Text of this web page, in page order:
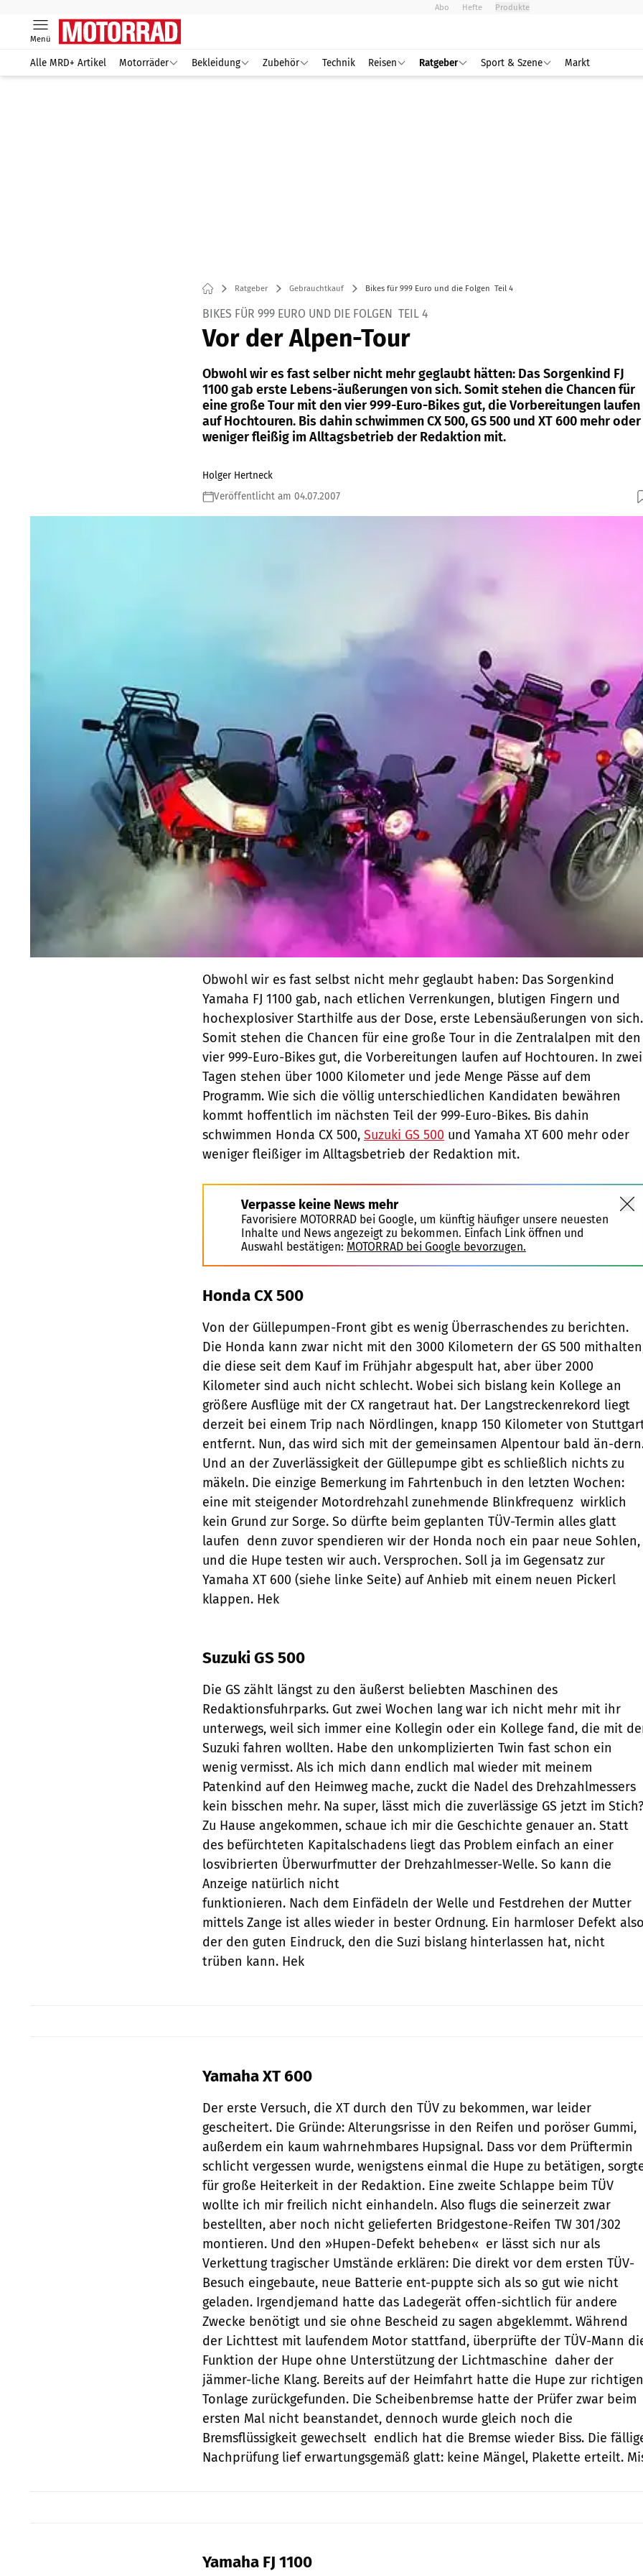
Abo Hefte Produkte
Menü
Alle MRD+ Artikel Motorräder Bekleidung Zubehör Technik Reisen Ratgeber Sport & Szene Markt
Ratgeber Gebrauchtkauf Bikes für 999 Euro und die Folgen  Teil 4
BIKES FÜR 999 EURO UND DIE FOLGEN  TEIL 4
Vor der Alpen-Tour
Obwohl wir es fast selber nicht mehr geglaubt hätten: Das Sorgenkind FJ
1100 gab erste Lebens-äußerungen von sich. Somit stehen die Chancen für
eine große Tour mit den vier 999-Euro-Bikes gut, die Vorbereitungen laufen
auf Hochtouren. Bis dahin schwimmen CX 500, GS 500 und XT 600 mehr oder
weniger fleißig im Alltagsbetrieb der Redaktion mit.
Holger Hertneck
Veröffentlicht am 04.07.2007
Obwohl wir es fast selbst nicht mehr geglaubt haben: Das Sorgenkind
Yamaha FJ 1100 gab, nach etlichen Verrenkungen, blutigen Fingern und
hochexplosiver Starthilfe aus der Dose, erste Lebensäußerungen von sich.
Somit stehen die Chancen für eine große Tour in die Zentralalpen mit den
vier 999-Euro-Bikes gut, die Vorbereitungen laufen auf Hochtouren. In zwei
Tagen stehen über 1000 Kilometer und jede Menge Pässe auf dem
Programm. Wie sich die völlig unterschiedlichen Kandidaten bewähren
kommt hoffentlich im nächsten Teil der 999-Euro-Bikes. Bis dahin
schwimmen Honda CX 500, Suzuki GS 500 und Yamaha XT 600 mehr oder
weniger fleißiger im Alltagsbetrieb der Redaktion mit.
Verpasse keine News mehr
Favorisiere MOTORRAD bei Google, um künftig häufiger unsere neuesten
Inhalte und News angezeigt zu bekommen. Einfach Link öffnen und
Auswahl bestätigen: MOTORRAD bei Google bevorzugen.
Honda CX 500
Von der Güllepumpen-Front gibt es wenig Überraschendes zu berichten.
Die Honda kann zwar nicht mit den 3000 Kilometern der GS 500
die diese seit dem Kauf im Frühjahr abgespult hat, aber über 2000
Kilometer sind auch nicht schlecht. Wobei sich bislang kein Kollege an
größere Ausflüge mit der CX rangetraut hat. Der Langstreckenrekord liegt
derzeit bei einem Trip nach Nördlingen, knapp 150 Kilometer von
entfernt. Nun, das wird sich mit der gemeinsamen Alpentour bald än-
Und an der Zuverlässigkeit der Güllepumpe gibt es schließlich nichts zu
mäkeln. Die einzige Bemerkung im Fahrtenbuch in den letzten Wochen:
eine mit steigender Motordrehzahl zunehmende Blinkfrequenz  wirklich
kein Grund zur Sorge. So dürfte beim geplanten TÜV-Termin alles glatt
laufen  denn zuvor spendieren wir der Honda noch ein paar neue Sohlen,
und die Hupe testen wir auch. Versprochen. Soll ja im Gegensatz zur
Yamaha XT 600 (siehe linke Seite) auf Anhieb mit einem neuen Pickerl
klappen. Hek
Suzuki GS 500
Die GS zählt längst zu den äußerst beliebten Maschinen des
Redaktionsfuhrparks. Gut zwei Wochen lang war ich nicht mehr mit ihr
unterwegs, weil sich immer eine Kollegin oder ein Kollege fand, die mit
Suzuki fahren wollten. Habe den unkomplizierten Twin fast schon ein
wenig vermisst. Als ich mich dann endlich mal wieder mit meinem
Patenkind auf den Heimweg mache, zuckt die Nadel des Drehzahlmessers
kein bisschen mehr. Na super, lässt mich die zuverlässige GS jetzt im Stich?
Zu Hause angekommen, schaue ich mir die Geschichte genauer an. Statt
des befürchteten Kapitalschadens liegt das Problem einfach an einer
losvibrierten Überwurfmutter der Drehzahlmesser-Welle. So kann die
Anzeige natürlich nicht
funktionieren. Nach dem Einfädeln der Welle und Festdrehen der Mutter
mittels Zange ist alles wieder in bester Ordnung. Ein harmloser Defekt
der den guten Eindruck, den die Suzi bislang hinterlassen hat, nicht
trüben kann. Hek
Yamaha XT 600
Der erste Versuch, die XT durch den TÜV zu bekommen, war leider
gescheitert. Die Gründe: Alterungsrisse in den Reifen und poröser Gummi,
außerdem ein kaum wahrnehmbares Hupsignal. Dass vor dem Prüftermin
schlicht vergessen wurde, wenigstens einmal die Hupe zu betätigen,
für große Heiterkeit in der Redaktion. Eine zweite Schlappe beim TÜV
wollte ich mir freilich nicht einhandeln. Also flugs die seinerzeit zwar
bestellten, aber noch nicht gelieferten Bridgestone-Reifen TW 301/302
montieren. Und den »Hupen-Defekt beheben«  er lässt sich nur als
Verkettung tragischer Umstände erklären: Die direkt vor dem ersten TÜV-
Besuch eingebaute, neue Batterie ent-puppte sich als so gut wie nicht
geladen. Irgendjemand hatte das Ladegerät offen-sichtlich für andere
Zwecke benötigt und sie ohne Bescheid zu sagen abgeklemmt. Während
der Lichttest mit laufendem Motor stattfand, überprüfte der TÜV-Mann
Funktion der Hupe ohne Unterstützung der Lichtmaschine  daher der
jämmer-liche Klang. Bereits auf der Heimfahrt hatte die Hupe zur richtigen
Tonlage zurückgefunden. Die Scheibenbremse hatte der Prüfer zwar beim
ersten Mal nicht beanstandet, dennoch wurde gleich noch die
Bremsflüssigkeit gewechselt  endlich hat die Bremse wieder Biss. Die
Nachprüfung lief erwartungsgemäß glatt: keine Mängel, Plakette erteilt.
Yamaha FJ 1100